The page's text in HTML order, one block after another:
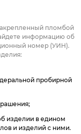
пломбой
информацию об
номер (УИН).
пробирной
изделии в едином
и изделий с ними.